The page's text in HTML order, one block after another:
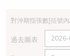
對沖期指張數[括號
過去圖表